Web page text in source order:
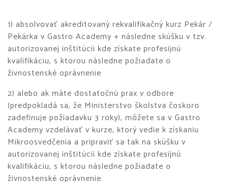
1) absolvovať akreditovaný rekvalifikačný kurz Pekár /
Pekárka v Gastro Academy + následne skúšku v tzv.
autorizovanej inštitúcii kde získate profesijnú
kvalifikáciu, s ktorou následne požiadate o
živnostenské oprávnenie
2) alebo ak máte dostatočnú prax v odbore
(predpokladá sa, že Ministerstvo školstva čoskoro
zadefinuje požiadavku 3 roky), môžete sa v Gastro
Academy vzdelávať v kurze, ktorý vedie k získaniu
Mikroosvedčenia a pripraviť sa tak na skúšku v
autorizovanej inštitúcii kde získate profesijnú
kvalifikáciu, s ktorou následne požiadate o
živnostenské oprávnenie